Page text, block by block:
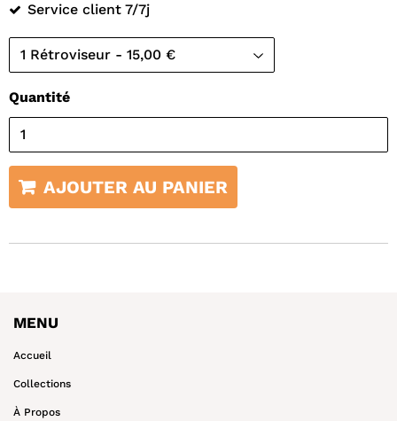
Service client 7/7j
Quantité
AJOUTER AU PANIER
MENU
Accueil
Collections
À Propos